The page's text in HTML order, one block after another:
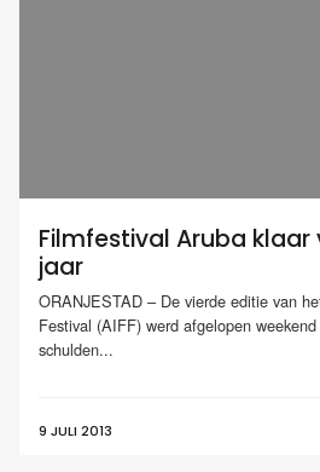
Filmfestival Aruba
jaar
ORANJESTAD – De vierde editie van
Festival (AIFF) werd afgelopen
schulden...
9 JULI 2013